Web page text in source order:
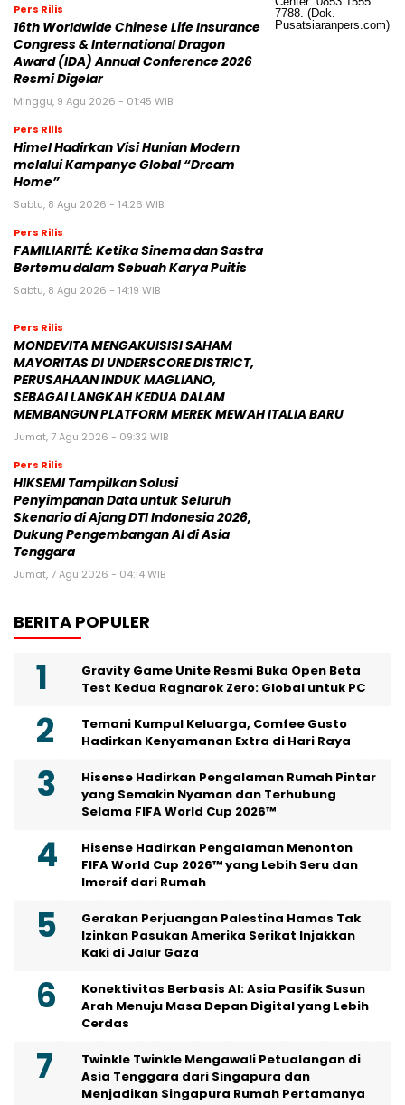
Pers Rilis
16th Worldwide Chinese Life Insurance
Congress & International Dragon
Award (IDA) Annual Conference 2026
Resmi Digelar
Minggu, 9 Agu 2026 - 01:45 WIB
Pers Rilis
Himel Hadirkan Visi Hunian Modern
melalui Kampanye Global “Dream
Home”
Sabtu, 8 Agu 2026 - 14:26 WIB
Pers Rilis
FAMILIARITÉ: Ketika Sinema dan Sastra
Bertemu dalam Sebuah Karya Puitis
Sabtu, 8 Agu 2026 - 14:19 WIB
Pers Rilis
MONDEVITA MENGAKUISISI SAHAM
MAYORITAS DI UNDERSCORE DISTRICT,
PERUSAHAAN INDUK MAGLIANO,
SEBAGAI LANGKAH KEDUA DALAM
MEMBANGUN PLATFORM MEREK MEWAH ITALIA BARU
Jumat, 7 Agu 2026 - 09:32 WIB
Pers Rilis
HIKSEMI Tampilkan Solusi
Penyimpanan Data untuk Seluruh
Skenario di Ajang DTI Indonesia 2026,
Dukung Pengembangan AI di Asia
Tenggara
Jumat, 7 Agu 2026 - 04:14 WIB
BERITA POPULER
Gravity Game Unite Resmi Buka Open Beta
Test Kedua Ragnarok Zero: Global untuk PC
Temani Kumpul Keluarga, Comfee Gusto
Hadirkan Kenyamanan Extra di Hari Raya
Hisense Hadirkan Pengalaman Rumah Pintar
yang Semakin Nyaman dan Terhubung
Selama FIFA World Cup 2026™
Hisense Hadirkan Pengalaman Menonton
FIFA World Cup 2026™ yang Lebih Seru dan
Imersif dari Rumah
Gerakan Perjuangan Palestina Hamas Tak
Izinkan Pasukan Amerika Serikat Injakkan
Kaki di Jalur Gaza
Konektivitas Berbasis AI: Asia Pasifik Susun
Arah Menuju Masa Depan Digital yang Lebih
Cerdas
Twinkle Twinkle Mengawali Petualangan di
Asia Tenggara dari Singapura dan
Menjadikan Singapura Rumah Pertamanya